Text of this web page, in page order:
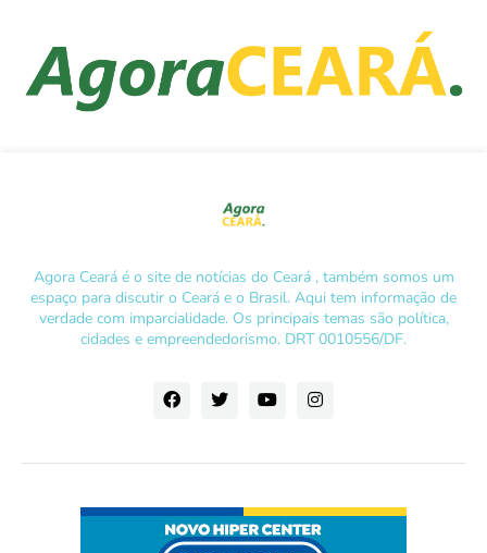
Agora Ceará é o site de notícias do Ceará , também somos um
espaço para discutir o Ceará e o Brasil. Aqui tem informação de
verdade com imparcialidade. Os principais temas são política,
cidades e empreendedorismo. DRT 0010556/DF.